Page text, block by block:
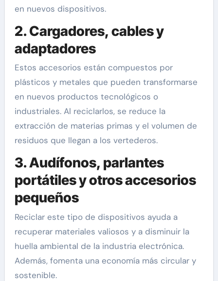
en nuevos dispositivos.
2. Cargadores, cables y
adaptadores
Estos accesorios están compuestos por
plásticos y metales que pueden transformarse
en nuevos productos tecnológicos o
industriales. Al reciclarlos, se reduce la
extracción de materias primas y el volumen de
residuos que llegan a los vertederos.
3. Audífonos, parlantes
portátiles y otros accesorios
pequeños
Reciclar este tipo de dispositivos ayuda a
recuperar materiales valiosos y a disminuir la
huella ambiental de la industria electrónica.
Además, fomenta una economía más circular y
sostenible.